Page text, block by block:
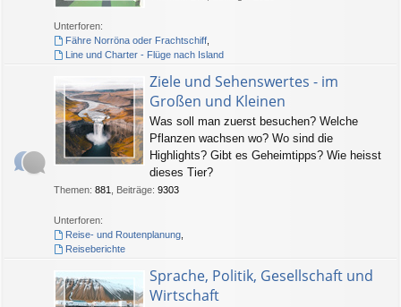
Unterforen:
Fähre Norröna oder Frachtschiff,
Line und Charter - Flüge nach Island
Ziele und Sehenswertes - im
Großen und Kleinen
Was soll man zuerst besuchen? Welche
Pflanzen wachsen wo? Wo sind die
Highlights? Gibt es Geheimtipps? Wie heisst
dieses Tier?
Themen: 881 Beiträge: 9303
Unterforen:
Reise- und Routenplanung,
Reiseberichte
Sprache, Politik, Gesellschaft und
Wirtschaft